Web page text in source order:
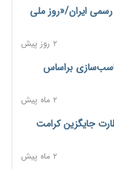
هر روز عمیق‌تر
۱ روز پیش
مشمول پرداخت
۱ روز پیش
پیش‌بینی افزایش تولید برنج؛ نیاز وارداتی کشور به ۵۰۰ هزار تن
۱ روز پیش
رسمی ایران/«روز ملی
۲ روز پیش
براساس
۲ ماه پیش
جایگزین کرامت
۲ ماه پیش